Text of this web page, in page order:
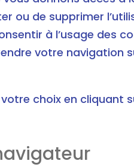
ou de supprimer
à l’usage des
votre navigation
choix en cliquant